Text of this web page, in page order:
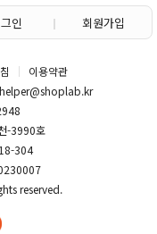
인 회원가입
이용약관
-3990호
304
reserved.